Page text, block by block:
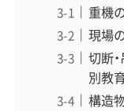
で、メディア運
段にある空き家問
域を広げている
たいという想い
体」を立ち上げ
» 運営者情報とサ
重機
現場
切断
別教
構造